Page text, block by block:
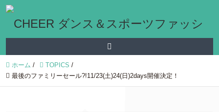
ホーム / TOPICS /
最後のファミリーセール?!11/23(土)24(日)2days開催決定！